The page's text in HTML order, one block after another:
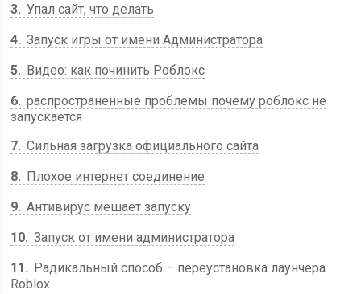
3 Упал сайт, что делать
4 Запуск игры от имени Администратора
5
Видео: как починить Роблокс
6 распространенные проблемы почему роблокс не
запускается
7 Сильная загрузка официального сайта
8
Плохое интернет соединение
9 Антивирус мешает запуску
10 Запуск от имени администратора
11
Радикальный способ – переустановка лаунчера
Roblox